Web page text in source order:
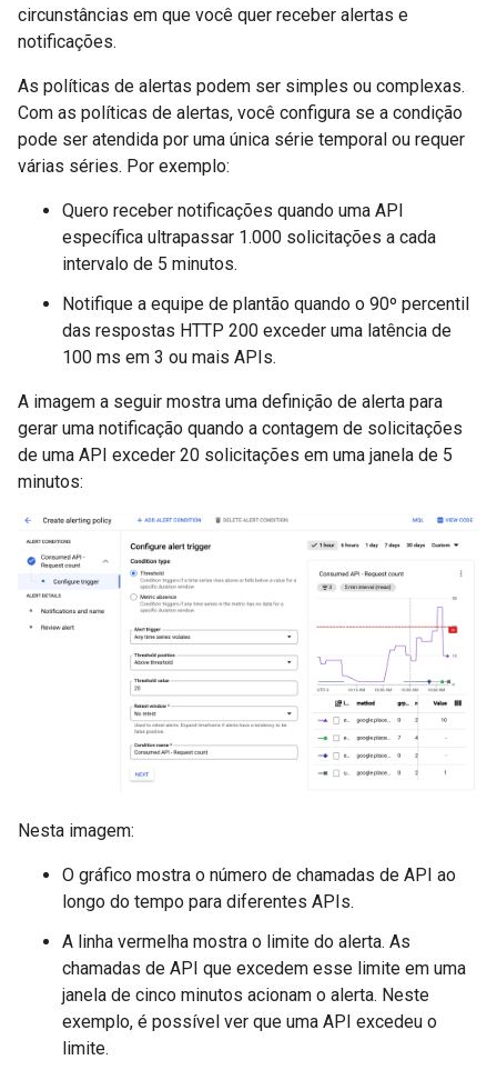
circunstâncias em que você quer receber alertas e
notificações.
As políticas de alertas podem ser simples ou complexas.
Com as políticas de alertas, você configura se a condição
pode ser atendida por uma única série temporal ou requer
várias séries. Por exemplo:
Quero receber notificações quando uma API
específica ultrapassar 1.000 solicitações a cada
intervalo de 5 minutos.
Notifique a equipe de plantão quando o 90º percentil
das respostas HTTP 200 exceder uma latência de
100 ms em 3 ou mais APIs.
A imagem a seguir mostra uma definição de alerta para
gerar uma notificação quando a contagem de solicitações
de uma API exceder 20 solicitações em uma janela de 5
minutos:
Nesta imagem:
O gráfico mostra o número de chamadas de API ao
longo do tempo para diferentes APIs.
A linha vermelha mostra o limite do alerta. As
chamadas de API que excedem esse limite em uma
janela de cinco minutos acionam o alerta. Neste
exemplo, é possível ver que uma API excedeu o
limite.